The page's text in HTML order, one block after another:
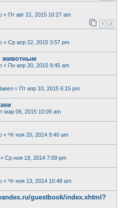
« Пт авг 21, 2015 10:27 am
1 2
« Ср апр 22, 2015 3:57 pm
животным
« Пн апр 20, 2015 9:45 am
« Пт апр 10, 2015 6:15 pm
мар 06, 2015 10:09 am
« Чт ноя 20, 2014 9:40 am
« Ср ноя 19, 2014 7:09 pm
« Чт ноя 13, 2014 10:48 am
guestbook/index.xhtml?